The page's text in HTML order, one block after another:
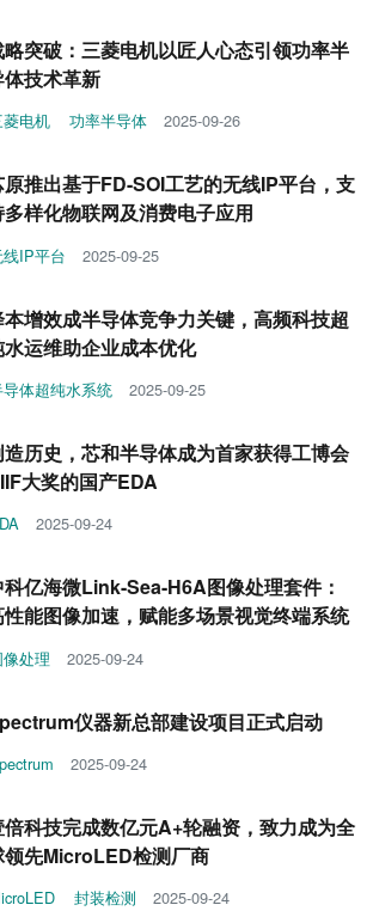
略突破：三菱电机以匠人心态引领功率半
体技术革新
电机 功率半导体 2025-09-26
推出基于FD-SOI工艺的无线IP平台，支
样化物联网及消费电子应用
IP平台 2025-09-25
增效成半导体竞争力关键，高频科技超
水运维助企业成本优化
体超纯水系统 2025-09-25
造历史，芯和半导体成为首家获得工博会
大奖的国产EDA
2025-09-24
亿海微Link-Sea-H6A图像处理套件：
性能图像加速，赋能多场景视觉终端系统
像处理 2025-09-24
仪器新总部建设项目正式启动
2025-09-24
倍科技完成数亿元A+轮融资，致力成为全
领先MicroLED检测厂商
封装检测 2025-09-24